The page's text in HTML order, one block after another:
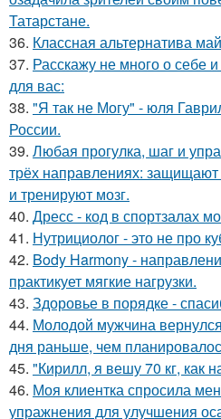
Татарстане.
36. Классная альтернатива
37. Расскажу не много о себе
для вас:
38. "Я так не Могу" - юля
России.
39. Любая прогулка, шаг и
трёх направлениях: защищают
и тренируют мозг.
40. Дресс - код в спортзалах
41. Нутрициолог - это не про
42. Body Harmony -
практикует мягкие нагрузки.
43. Здоровье в порядке -
44. Молодой мужчина
дня раньше, чем
45. "Кирилл, я вешу 70 кг, как
46. Моя клиентка спросила
упражнения для улучшения